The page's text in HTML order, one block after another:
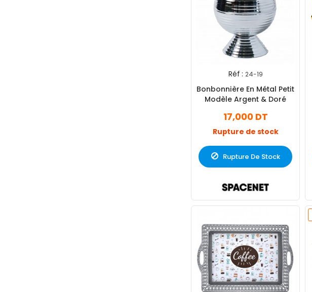
Réf : 24-19
Bonbonnière En Métal Petit
Modèle Argent & Doré
17,000 DT
Rupture de stock
Rupture De Stock